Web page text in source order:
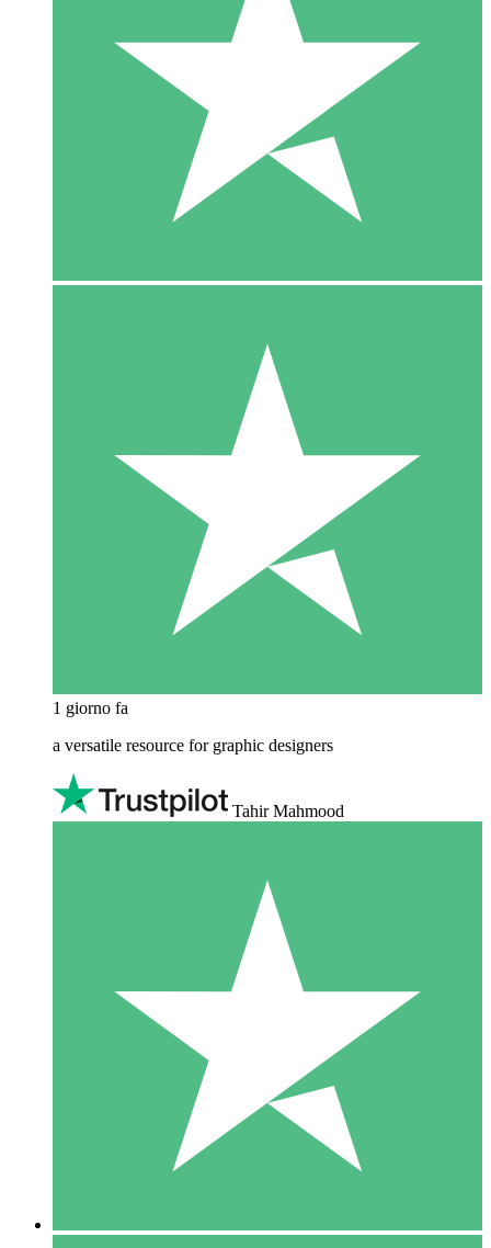
1 giorno fa
a versatile resource for graphic designers
Tahir Mahmood